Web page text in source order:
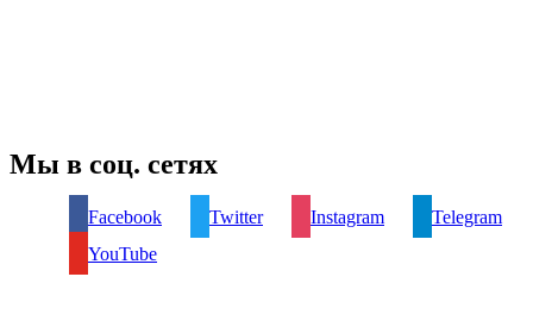
Мы в соц. сетях
Facebook Twitter Instagram
Telegram
YouTube